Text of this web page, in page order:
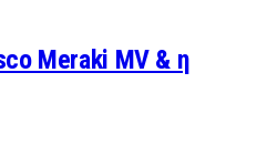
Meraki MV & η